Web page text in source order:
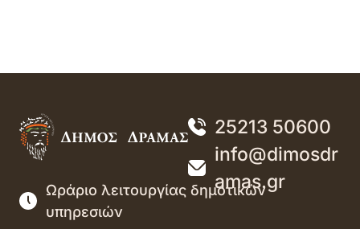
25213 50600
info@dimosdr
amas.gr
Ωράριο λειτουργίας δημοτικών
υπηρεσιών